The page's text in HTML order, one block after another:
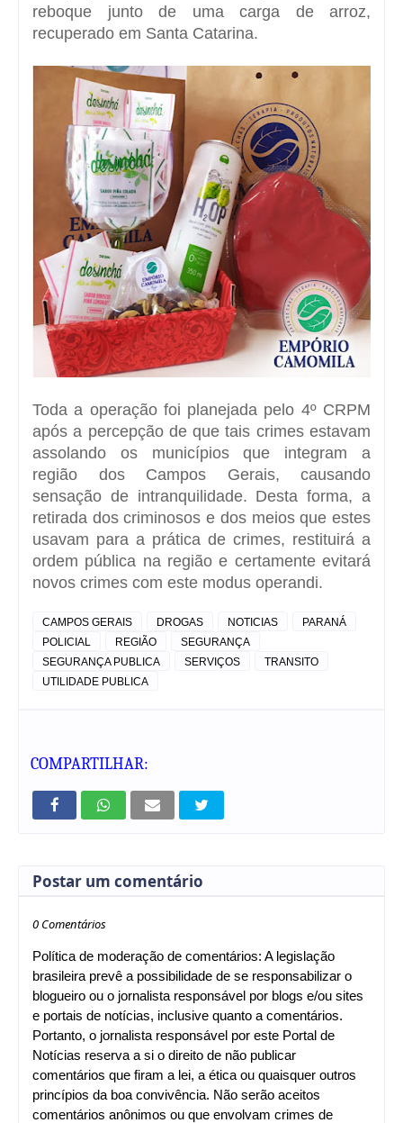
reboque junto de uma carga de arroz,
recuperado em Santa Catarina.
Toda a operação foi planejada pelo 4º CRPM
após a percepção de que tais crimes estavam
assolando os municípios que integram a
região dos Campos Gerais, causando
sensação de intranquilidade. Desta forma, a
retirada dos criminosos e dos meios que estes
usavam para a prática de crimes, restituirá a
ordem pública na região e certamente evitará
novos crimes com este modus operandi.
CAMPOS GERAIS DROGAS NOTICIAS
PARANÁ
POLICIAL
REGIÃO
SEGURANÇA
SEGURANÇA PUBLICA
SERVIÇOS
TRANSITO
UTILIDADE PUBLICA
COMPARTILHAR:
Postar um comentário
0 Comentários
Política de moderação de comentários: A legislação
brasileira prevê a possibilidade de se responsabilizar o
blogueiro ou o jornalista responsável por blogs e/ou sites
e portais de notícias, inclusive quanto a comentários.
Portanto, o jornalista responsável por este Portal de
Notícias reserva a si o direito de não publicar
comentários que firam a lei, a ética ou quaisquer outros
princípios da boa convivência. Não serão aceitos
comentários anônimos ou que envolvam crimes de